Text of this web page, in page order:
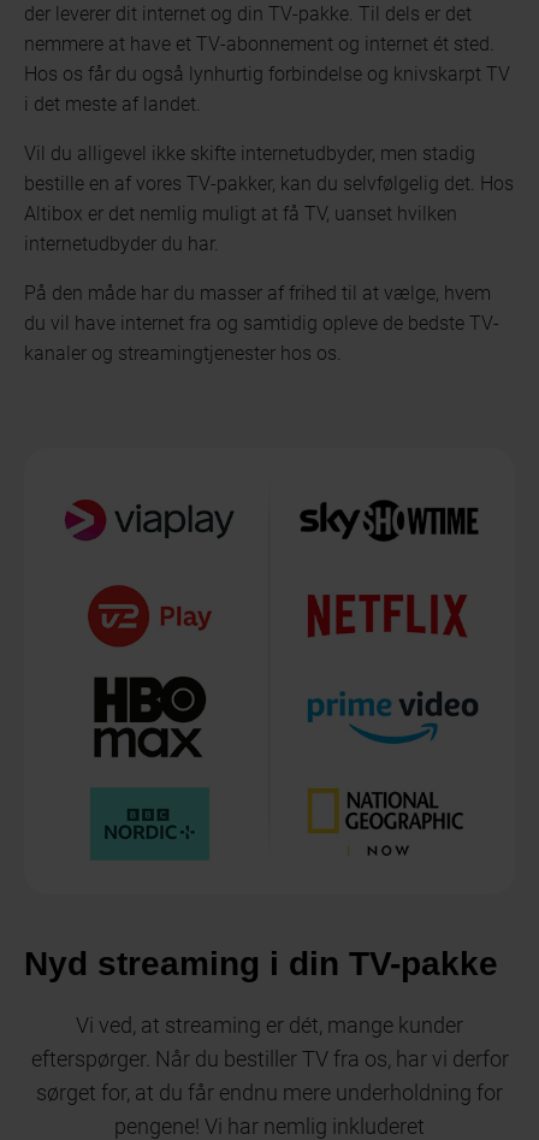
der leverer dit internet og din TV-pakke. Til dels er det
nemmere at have et TV-abonnement og internet ét sted.
Hos os får du også lynhurtig forbindelse og knivskarpt TV
i det meste af landet.
Vil du alligevel ikke skifte internetudbyder, men stadig
bestille en af vores TV-pakker, kan du selvfølgelig det. Hos
Altibox er det nemlig muligt at få TV, uanset hvilken
internetudbyder du har.
På den måde har du masser af frihed til at vælge, hvem
du vil have internet fra og samtidig opleve de bedste TV-
kanaler og streamingtjenester hos os.
Nyd streaming i din TV-pakke
Vi ved, at streaming er dét, mange kunder
efterspørger. Når du bestiller TV fra os, har vi derfor
sørget for, at du får endnu mere underholdning for
pengene! Vi har nemlig inkluderet